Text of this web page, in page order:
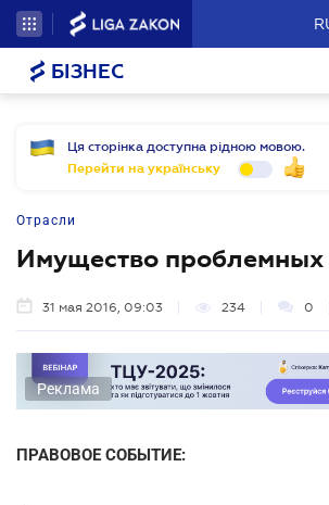
БІЗНЕС
Ця сторінка доступна рідною мовою.
Перейти на українську
Отрасли
Имущество проблемных
31 мая 2016, 09:03 234 0
Реклама
ПРАВОВОЕ СОБЫТИЕ: